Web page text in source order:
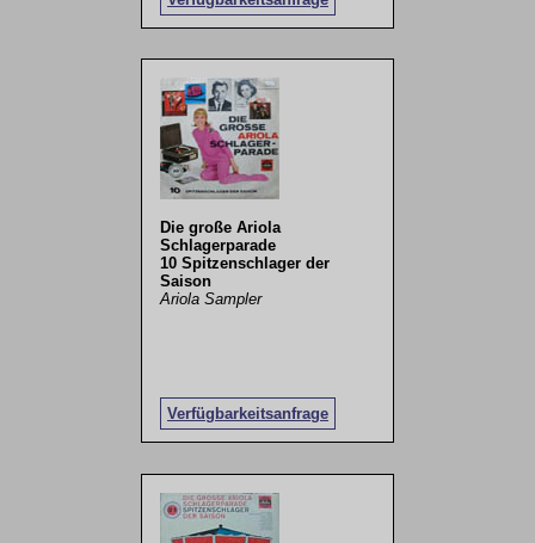
Die große Ariola
Schlagerparade
10 Spitzenschlager der
Saison
Ariola Sampler
Verfügbarkeitsanfrage